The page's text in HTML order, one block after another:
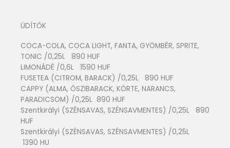
ÜDÍTŐK
COCA-COLA, COCA LIGHT, FANTA, GYÖMBÉR, SPRITE,
TONIC /0,25L 890 HUF
LIMONÁDÉ /0,6L 1590 HUF
FUSETEA (CITROM, BARACK) /0,25L 890 HUF
CAPPY (ALMA, ŐSZIBARACK, KÖRTE, NARANCS,
PARADICSOM) /0,25L 890 HUF
Szentkirályi (SZÉNSAVAS, SZÉNSAVMENTES) /0,25L 890
HUF
Szentkirályi (SZÉNSAVAS, SZÉNSAVMENTES) /0,25L
1390 HU